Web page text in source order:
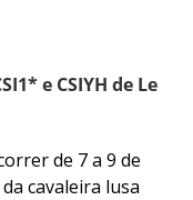
e CSIYH de Le
de 7 a 9 de
cavaleira lusa